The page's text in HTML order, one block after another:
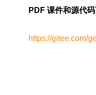
PDF 课件和源代码
https://gitee.com/